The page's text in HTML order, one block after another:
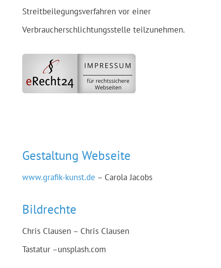
Streitbeilegungsverfahren vor einer
Verbraucherschlichtungsstelle teilzunehmen.
Gestaltung Webseite
www.grafik-kunst.de – Carola Jacobs
Bildrechte
Chris Clausen – Chris Clausen
Tastatur –unsplash.com